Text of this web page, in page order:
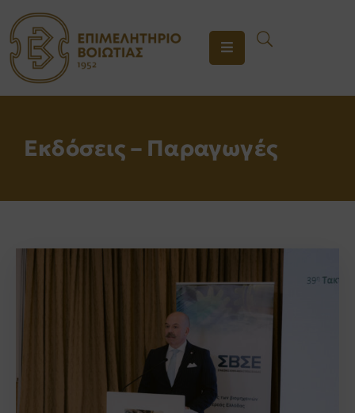
ΤΟ
ΕΠΙΜΕΛΗΤΗΡΙΟ
ΕΝΗΜΕΡΩΣΗ
Εκδόσεις – Παραγωγές